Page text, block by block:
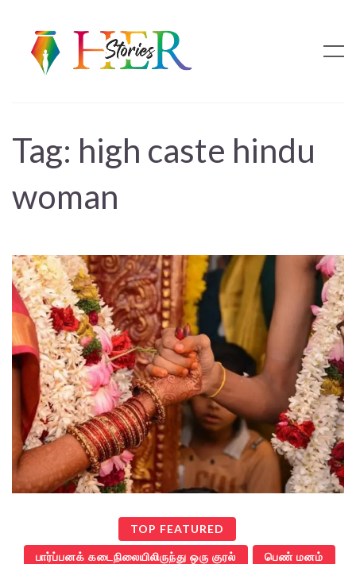
Tag: high caste hindu
woman
TOP FEATURED
பார்ப்பனக் கடைநிலையிலிருந்து ஒரு குரல் பெண் மனம்